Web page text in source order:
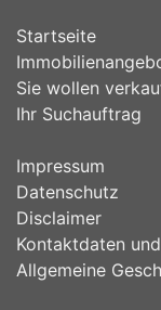
Startseite
Sie wollen
Ihr Suchauftrag
Impressum
Datenschutz
Disclaimer
Kontaktdaten
Allgemeine